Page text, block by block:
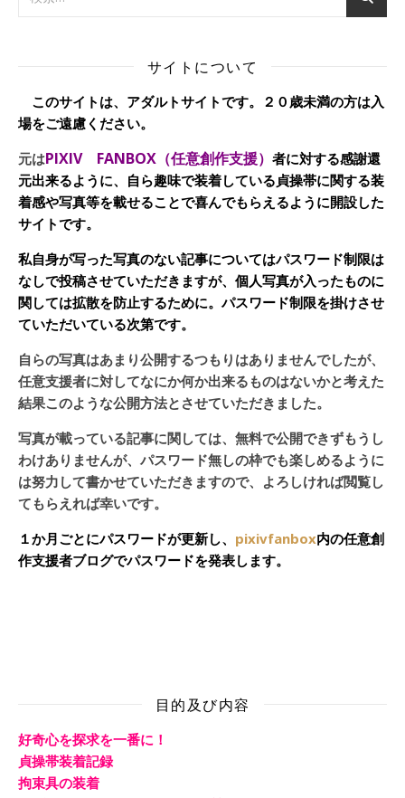
サイトについて
このサイトは、アダルトサイトです。２０歳未満の方は入
場をご遠慮ください。
元はPIXIV FANBOX（任意創作支援） 者に対する感謝還
元出来るように、自ら趣味で装着している貞操帯に関する装
着感や写真等を載せることで喜んでもらえるように開設した
サイトです。
私自身が写った写真のない記事についてはパスワード制限は
なしで投稿させていただきますが、個人写真が入ったものに
関しては拡散を防止するために。パスワード制限を掛けさせ
ていただいている次第です。
自らの写真はあまり公開するつもりはありませんでしたが、
任意支援者に対してなにか何か出来るものはないかと考えた
結果このような公開方法とさせていただきました。
写真が載っている記事に関しては、無料で公開できずもうし
わけありませんが、パスワード無しの枠でも楽しめるように
は努力して書かせていただきますので、よろしければ閲覧し
てもらえれば幸いです。
１か月ごとにパスワードが更新し、 pixivfanbox内の任意創
作支援者ブログでパスワードを発表します。
目的及び内容
好奇心を探求を一番に！
貞操帯装着記録
拘束具の装着